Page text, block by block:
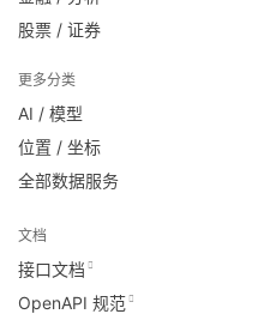
股票 / 证券
更多分类
AI / 模型
位置 / 坐标
全部数据服务
文档
接口文档
OpenAPI 规范